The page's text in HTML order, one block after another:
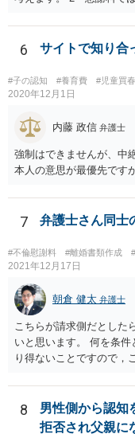
うに合意書を取り交わ
わし、その中で精算条
6 サイトで知り合
#子の認知 #養育費 #児童買
2020年12月1日
内藤 政信 弁護士
強制はできませんが、中
本人の意思が最優先ですが
7 弁護士さん同士
#不倫慰謝料 #離婚書類作成
2021年12月17日
朝倉 健太 弁護士
こちらが請求側だとした
いと思います。 何を条
り得ないことですので，
せずに続いていることも
士の考え方によります。
8
男性側から認知
拒否され父親に